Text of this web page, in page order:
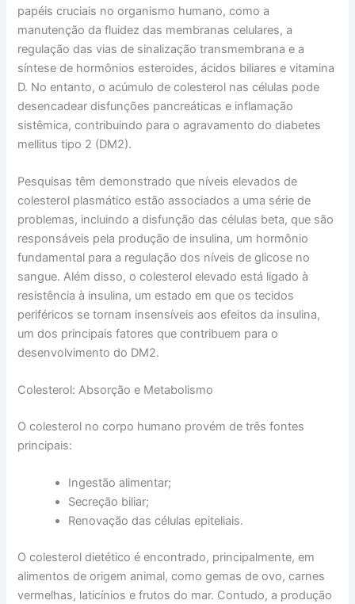
papéis cruciais no organismo humano, como a
manutenção da fluidez das membranas celulares, a
regulação das vias de sinalização transmembrana e a
síntese de hormônios esteroides, ácidos biliares e vitamina
D. No entanto, o acúmulo de colesterol nas células pode
desencadear disfunções pancreáticas e inflamação
sistêmica, contribuindo para o agravamento do diabetes
mellitus tipo 2 (DM2).
Pesquisas têm demonstrado que níveis elevados de
colesterol plasmático estão associados a uma série de
problemas, incluindo a disfunção das células beta, que são
responsáveis pela produção de insulina, um hormônio
fundamental para a regulação dos níveis de glicose no
sangue. Além disso, o colesterol elevado está ligado à
resistência à insulina, um estado em que os tecidos
periféricos se tornam insensíveis aos efeitos da insulina,
um dos principais fatores que contribuem para o
desenvolvimento do DM2.
Colesterol: Absorção e Metabolismo
O colesterol no corpo humano provém de três fontes
principais:
Ingestão alimentar;
Secreção biliar;
Renovação das células epiteliais.
O colesterol dietético é encontrado, principalmente, em
alimentos de origem animal, como gemas de ovo, carnes
vermelhas, laticínios e frutos do mar. Contudo, a produção